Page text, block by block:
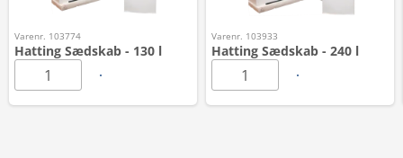
Varenr. 103774
Hatting Sædskab - 130 l
Varenr. 103933
Hatting Sædskab - 240 l